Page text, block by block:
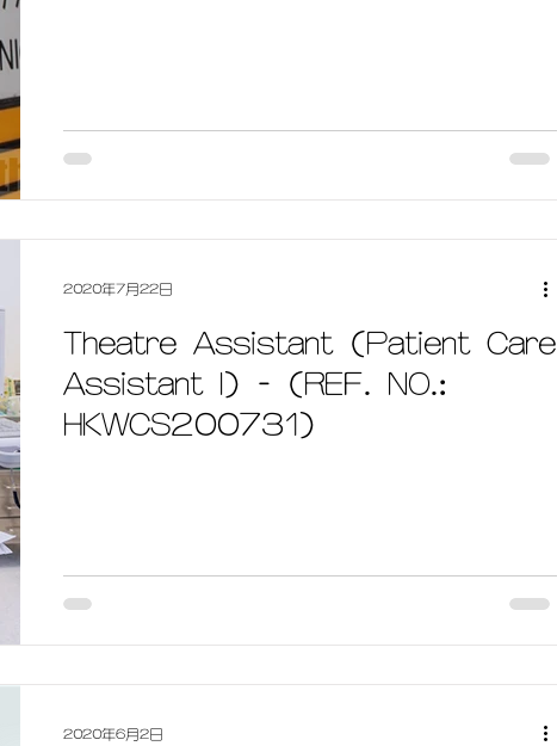
Theatre Assistant (Patient Care
Assistant I) - (REF. NO.:
HKWCS200731)
2020年7月22日
2020年6月2日